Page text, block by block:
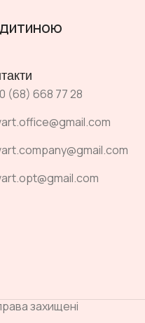
дитиною
(68) 668 77 28
захищені